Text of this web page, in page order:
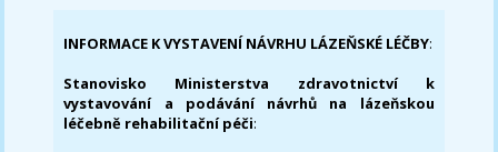
INFORMACE K VYSTAVENÍ NÁVRHU LÁZEŇSKÉ LÉČBY:
Stanovisko Ministerstva zdravotnictví k
vystavování a podávání návrhů na lázeňskou
léčebně rehabilitační péči: